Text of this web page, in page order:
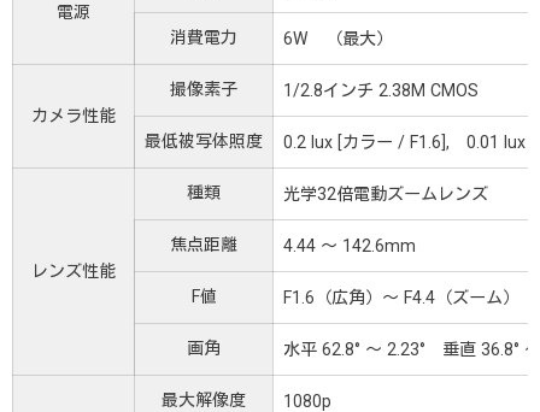
電源
消費電力 6W （最大）
カメラ性能
撮像素子 1/2.8インチ 2.38M CMOS
最低被写体照度 0.2 lux [カラー / F1.6], 0.01 lux [
レンズ性能
種類 光学32倍電動ズームレンズ
焦点距離 4.44 ～ 142.6mm
F値 F1.6（広角）～ F4.4（ズーム）
画角 水平 62.8° ～ 2.23° 垂直 36.8°
最大解像度 1080p